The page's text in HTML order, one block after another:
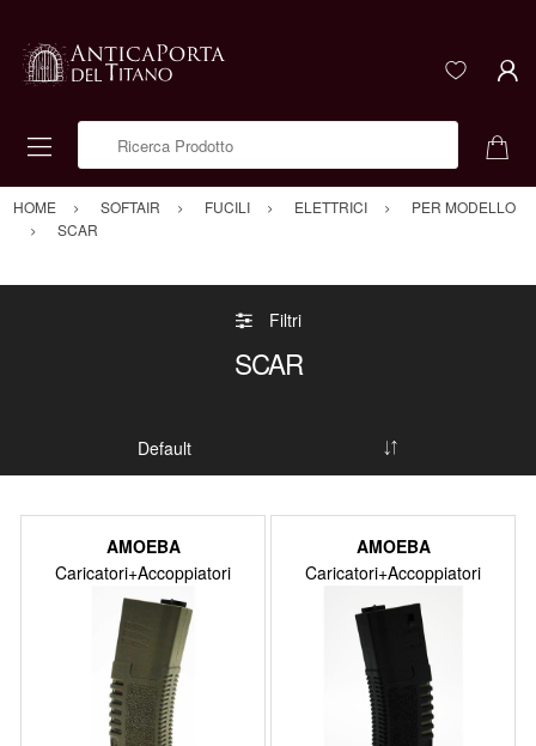
HOME SOFTAIR FUCILI ELETTRICI
PER MODELLO
SCAR
Filtri
SCAR
AMOEBA
Caricatori+Accoppiatori
AMOEBA
Caricatori+Accoppiatori